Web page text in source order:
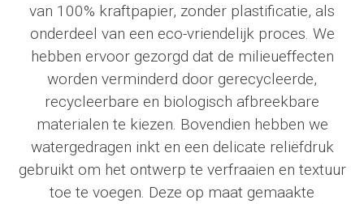
van 100% kraftpapier, zonder plastificatie, als
onderdeel van een eco-vriendelijk proces. We
hebben ervoor gezorgd dat de milieueffecten
worden verminderd door gerecycleerde,
recycleerbare en biologisch afbreekbare
materialen te kiezen. Bovendien hebben we
watergedragen inkt en een delicate reliëfdruk
gebruikt om het ontwerp te verfraaien en textuur
toe te voegen. Deze op maat gemaakte